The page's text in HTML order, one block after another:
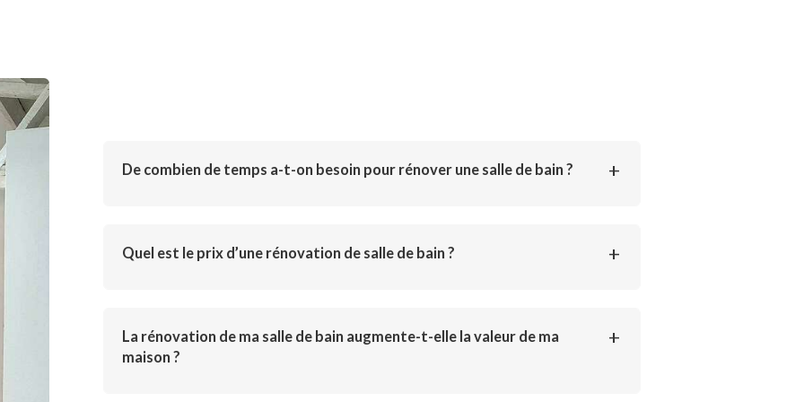
De combien de temps a-t-on besoin pour rénover une salle de bain ?
Quel est le prix d’une rénovation de salle de bain ?
La rénovation de ma salle de bain augmente-t-elle la valeur de ma
maison ?